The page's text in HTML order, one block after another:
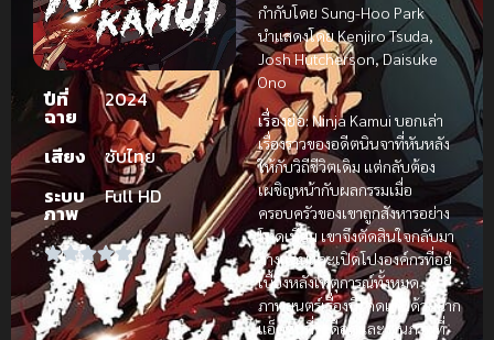
ปีที่
ฉาย
2024
เสียง
ซับไทย
ระบบ
ภาพ
Full HD
กำกับโดย Sung-Hoo Park
นำแสดงโดย Kenjiro Tsuda,
Josh Hutcherson, Daisuke
Ono
เรื่องย่อ:Ninja Kamui บอกเล่า
เรื่องราวของอดีตนินจาที่หันหลัง
ให้กับวิถีชีวิตเดิม แต่กลับต้อง
เผชิญหน้ากับผลกรรมเมื่อ
ครอบครัวของเขาถูกสังหารอย่าง
โหดเหี้ยม เขาจึงตัดสินใจกลับมา
ล้างแค้นและเปิดโปงองค์กรที่อยู่
เบื้องหลังเหตุการณ์ทั้งหมด
ภาพยนตร์เรื่องนี้โดดเด่นด้วยฉาก
แอ็คชั่นที่ดุเดือดและงานภาพที่